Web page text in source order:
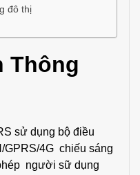
đô thị
Thông
sử dụng bộ điều
GPRS/4G chiếu sáng
người sữ dụng